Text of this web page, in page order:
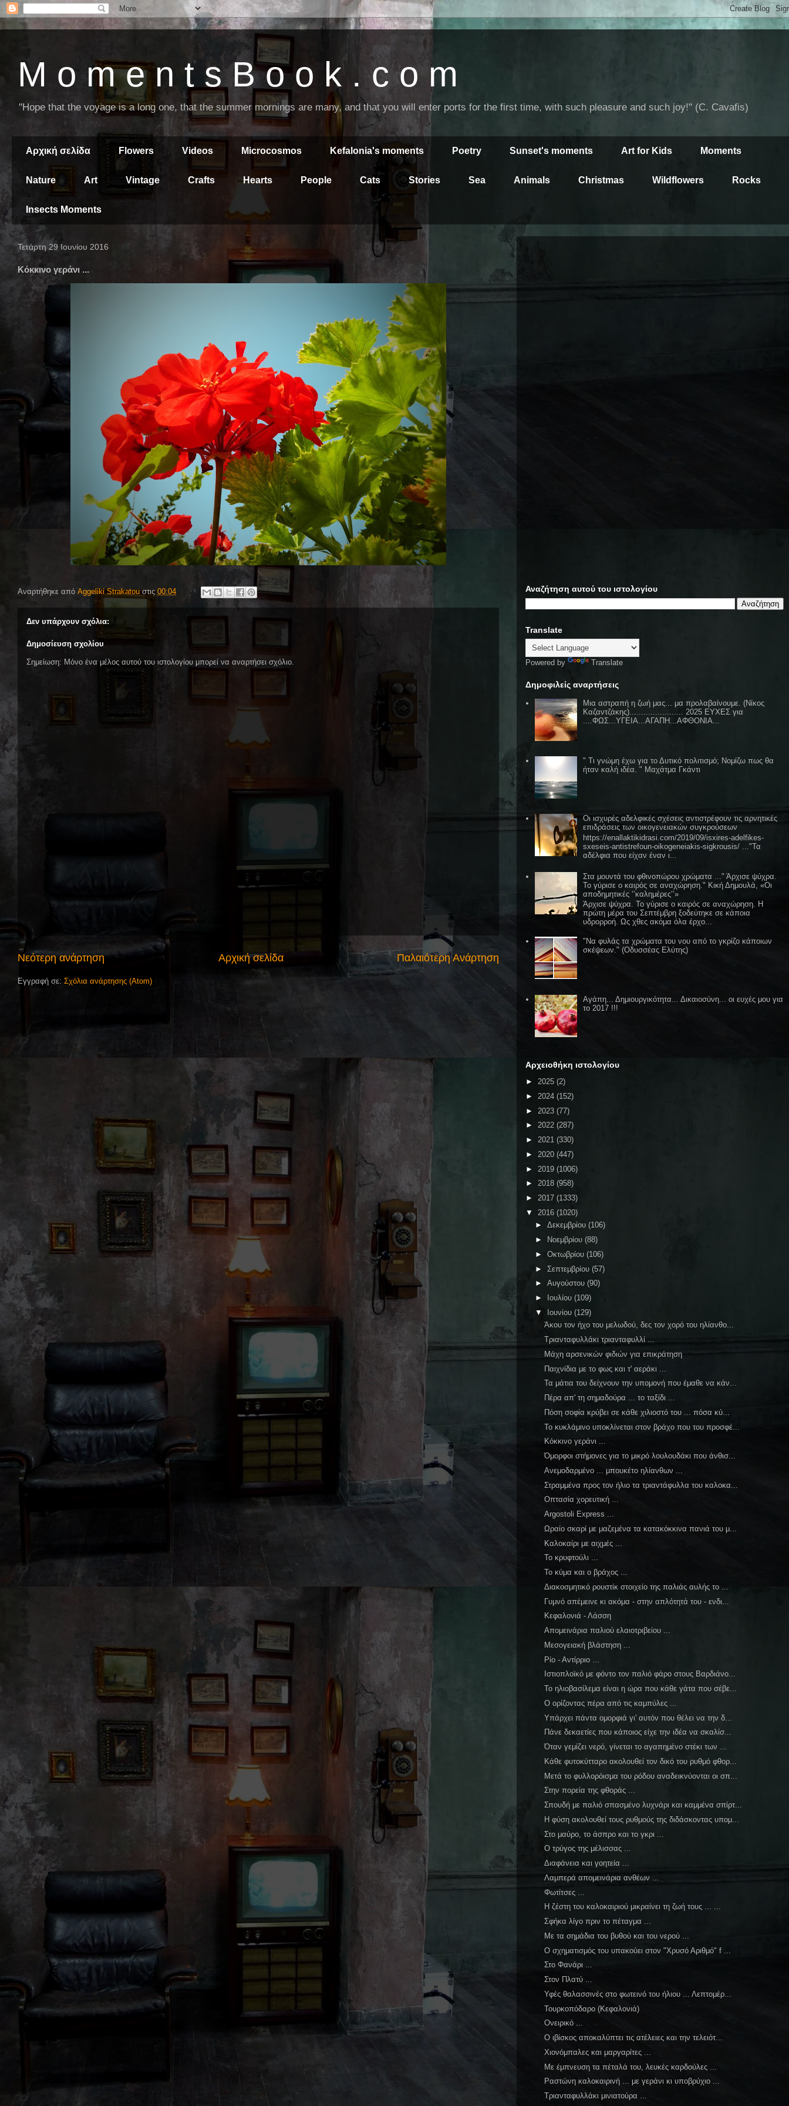
M o m e n t s B o o k . c o m
"Hope that the voyage is a long one, that the summer mornings are many, and that you will enter ports for the first time, with such pleasure and such joy!" (C. Cavafis)
Αρχική σελίδα Flowers Videos Microcosmos Kefalonia's moments Poetry Sunset's moments Art for Kids Moments
Nature Art Vintage Crafts Hearts People Cats Stories Sea Animals Christmas Wildflowers Rocks
Insects Moments
Τετάρτη 29 Ιουνίου 2016
Κόκκινο γεράνι ...
Αναρτήθηκε από Aggeliki Strakatou στις 00:04
Δεν υπάρχουν σχόλια:
Δημοσίευση σχολίου
Σημείωση: Μόνο ένα μέλος αυτού του ιστολογίου μπορεί να αναρτήσει σχόλιο.
Νεότερη ανάρτηση Παλαιότερη Ανάρτηση
Αρχική σελίδα
Εγγραφή σε: Σχόλια ανάρτησης (Atom)
Αναζήτηση αυτού του ιστολογίου
Translate
Powered by Translate
Δημοφιλείς αναρτήσεις
Μια αστραπή η ζωή μας... μα προλαβαίνουμε. (Νίκος
Καζαντζάκης)....................... 2025 ΕΥΧΕΣ για
....ΦΩΣ...ΥΓΕΙΑ...ΑΓΑΠΗ...ΑΦΘΟΝΙΑ...
" Τι γνώμη έχω για το Δυτικό πολιτισμό; Νομίζω πως θα
ήταν καλή ιδέα. " Μαχάτμα Γκάντι
Οι ισχυρές αδελφικές σχέσεις αντιστρέφουν τις αρνητικές
επιδράσεις των οικογενειακών συγκρούσεων
https://enallaktikidrasi.com/2019/09/isxires-adelfikes-
sxeseis-antistrefoun-oikogeneiakis-sigkrousis/ ..."Τα
αδέλφια που είχαν έναν ι...
Στα μουντά του φθινοπώρου χρώματα ..." Άρχισε ψύχρα.
Το γύρισε ο καιρός σε αναχώρηση." Κική Δημουλά, «Οι
αποδημητικές ‘’καλημέρες’’»
Άρχισε ψύχρα. Το γύρισε ο καιρός σε αναχώρηση. Η
πρώτη μέρα του Σεπτέμβρη ξοδεύτηκε σε κάποια
υδρορροή. Ως χθες ακόμα όλα έρχο...
"Να φυλάς τα χρώματα του νου από το γκρίζο κάποιων
σκέψεων." (Οδυσσέας Ελύτης)
Αγάπη... Δημιουργικότητα... Δικαιοσύνη... οι ευχές μου για
το 2017 !!!
Αρχειοθήκη ιστολογίου
► 2025 (2)
► 2024 (152)
► 2023 (77)
► 2022 (287)
► 2021 (330)
► 2020 (447)
► 2019 (1006)
► 2018 (958)
► 2017 (1333)
▼ 2016 (1020)
► Δεκεμβρίου (106)
►
Νοεμβρίου (88)
► Οκτωβρίου (106)
► Σεπτεμβρίου (57)
► Αυγούστου (90)
►
Ιουλίου (109)
▼
Ιουνίου (129)
Άκου τον ήχο του μελωδού, δες τον χορό του ηλίανθο...
Τριανταφυλλάκι τριανταφυλλί ...
Μάχη αρσενικών φιδιών για επικράτηση
Παιχνίδια με το φως και τ' αεράκι ...
Τα μάτια του δείχνουν την υπομονή που έμαθε να κάν...
Πέρα απ' τη σημαδούρα ... το ταξίδι ...
Πόση σοφία κρύβει σε κάθε χιλιοστό του ... πόσα κύ...
Το κυκλάμινο υποκλίνεται στον βράχο που του προσφέ...
Κόκκινο γεράνι ...
Όμορφοι στήμονες για το μικρό λουλουδάκι που άνθισ...
Ανεμοδαρμένο ... μπουκέτο ηλίανθων ...
Στραμμένα προς τον ήλιο τα τριαντάφυλλα του καλοκα...
Οπτασία χορευτική ...
Argostoli Express ...
Ωραίο σκαρί με μαζεμένα τα κατακόκκινα πανιά του μ...
Καλοκαίρι με αιχμές ...
Το κρυφτούλι ...
Το κύμα και ο βράχος ...
Διακοσμητικό ρουστίκ στοιχείο της παλιάς αυλής το ...
Γυμνό απέμεινε κι ακόμα - στην απλότητά του - ενδι...
Κεφαλονιά - Λάσση
Απομεινάρια παλιού ελαιοτριβείου ...
Μεσογειακή βλάστηση ...
Ρίο - Αντίρριο ...
Ιστιοπλοϊκό με φόντο τον παλιό φάρο στους Βαρδιάνο...
Το ηλιοβασίλεμα είναι η ώρα που κάθε γάτα που σέβε...
Ο ορίζοντας πέρα από τις καμπύλες ...
Υπάρχει πάντα ομορφιά γι' αυτόν που θέλει να την δ...
Πάνε δεκαετίες που κάποιος είχε την ιδέα να σκαλίσ...
Όταν γεμίζει νερό, γίνεται το αγαπημένο στέκι των ...
Κάθε φυτοκύτταρο ακολουθεί τον δικό του ρυθμό φθορ...
Μετά το φυλλορόισμα του ρόδου αναδεικνύονται οι σπ...
Στην πορεία της φθοράς ...
Σπουδή με παλιό σπασμένο λυχνάρι και καμμένα σπίρτ...
Η φύση ακολουθεί τους ρυθμούς της διδάσκοντας υπομ...
Στο μαύρο, το άσπρο και το γκρι ...
Ο τρύγος της μέλισσας ...
Διαφάνεια και γοητεία ...
Λαμπερά απομεινάρια ανθέων ...
Φωτίτσες ...
Η ζέστη του καλοκαιριού μικραίνει τη ζωή τους ... ...
Σφήκα λίγο πριν το πέταγμα ...
Με τα σημάδια του βυθού και του νερού ...
Ο σχηματισμός του υπακούει στον "Χρυσό Αριθμό" f ...
Στο Φανάρι ...
Στον Πλατύ ...
Υφές θαλασσινές στο φωτεινό του ήλιου ... Λεπτομέρ...
Τουρκοπόδαρο (Κεφαλονιά)
Ονειρικό ...
Ο ιβίσκος αποκαλύπτει τις ατέλειες και την τελειότ...
Χιονόμπαλες και μαργαρίτες ...
Με έμπνευση τα πέταλά του, λευκές καρδούλες ...
Ραστώνη καλοκαιρινή ... με γεράνι κι υποβρύχιο ...
Τριανταφυλλάκι μινιατούρα ...